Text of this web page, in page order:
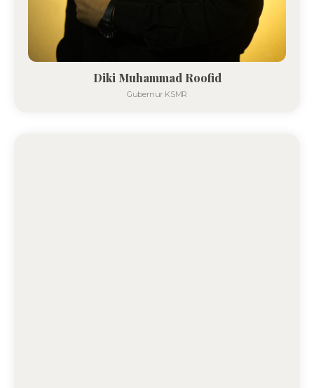
Diki Muhammad Roofid
Gubernur KSMR